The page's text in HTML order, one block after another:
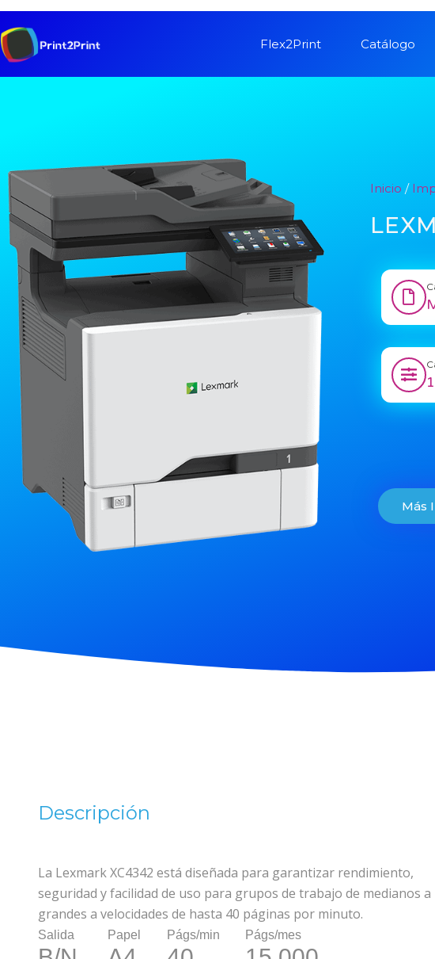
Flex2Print Catálogo
Inicio /
Más
Descripción
La Lexmark XC4342 está diseñada para garantizar rendimiento,
seguridad y facilidad de uso para grupos de trabajo de medianos a
grandes a velocidades de hasta 40 páginas por minuto.
Salida Papel Págs/min Págs/mes